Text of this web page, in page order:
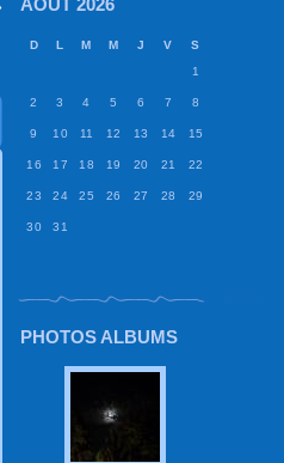
AOÛT 2026
D L M M J V
S
1
2 3 4 5 6 7 8
9 10 11 12 13 14 15
16 17 18 19 20 21 22
23 24 25 26 27 28 29
30 31
PHOTOS ALBUMS